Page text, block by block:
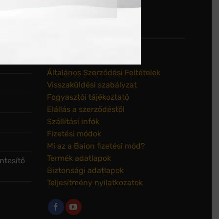
Általános Szerződési Feltételek
Visszaküldési szabályzat
Fogyasztói tájékoztató
Elállás a szerződéstől
Szállítási infók
Fizetési módok
Mi az a Baion fizetési mód?
Termék adatlapok
Biztonsági adatlapok
Teljesítmény nyilatkozatok